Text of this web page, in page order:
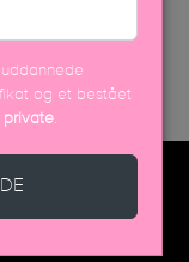
og et bestået